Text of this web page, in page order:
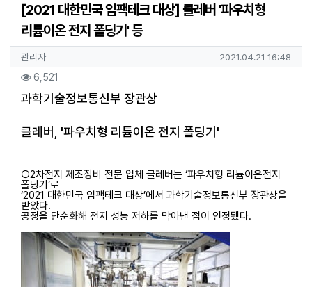
[2021 대한민국 임팩테크 대상] 클레버 '파우치형
리튬이온 전지 폴딩기' 등
작성자 정보
관리자작성 작성일
2021.04.21 16:48
컨텐츠 정보
6,521
본문과학기술정보통신부 장관상
클레버, '파우치형 리튬이온 전지 폴딩기'
○2차전지 제조장비 전문 업체 클레버는 ‘파우치형 리튬이온전지
폴딩기’로
‘2021 대한민국 임팩테크 대상’에서 과학기술정보통신부 장관상을
받았다.
공정을 단순화해 전지 성능 저하를 막아낸 점이 인정됐다.